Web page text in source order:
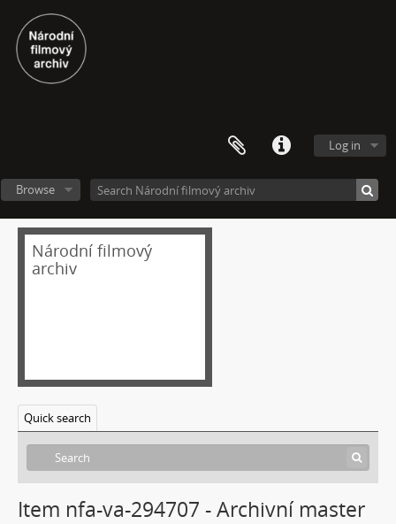
Log in
Browse
Národní filmový
archiv
Quick search
Item nfa-va-294707 - Archivní master
[Subseries] Chimérx
[Subseries] Under Construction
[Subseries] Mas eternamente não
[Subseries] Pelvic Chain
[Subseries] Perplexity
[Subseries] Sněm věcí
[Subseries] I’m Doing Great (I’m Doing Great)
[Subseries] Hun Tun
[Subseries] Acedia
[File] Dokumentace
[File] Náhledy